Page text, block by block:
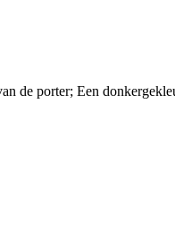
de porter; Een